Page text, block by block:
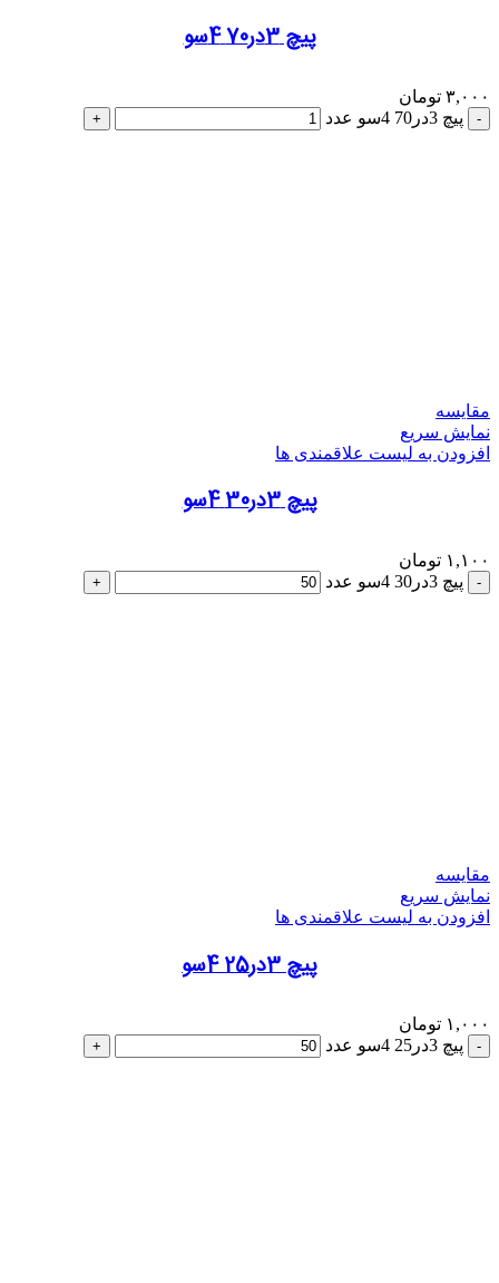
پیچ 3در70 4سو
۳,۰۰۰ تومان
پیچ 3در70 4سو عدد
مقایسه
نمایش سریع
افزودن به لیست علاقمندی ها
پیچ 3در30 4سو
۱,۱۰۰ تومان
پیچ 3در30 4سو عدد
مقایسه
نمایش سریع
افزودن به لیست علاقمندی ها
پیچ 3در25 4سو
۱,۰۰۰ تومان
پیچ 3در25 4سو عدد